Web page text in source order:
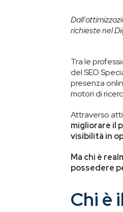
richieste nel
Tra le
del SEO
presenza
motori di
Attraverso
migliorare il
visibilità in
Ma chi è
possedere
Chi è